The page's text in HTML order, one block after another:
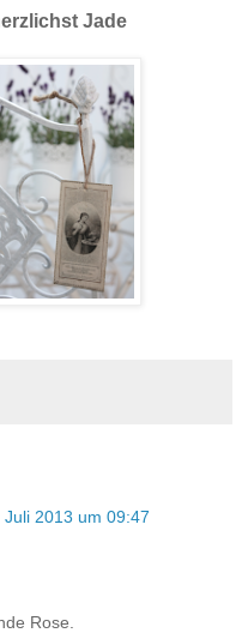
Jade
Juli 2013 um 09:47
Rose.